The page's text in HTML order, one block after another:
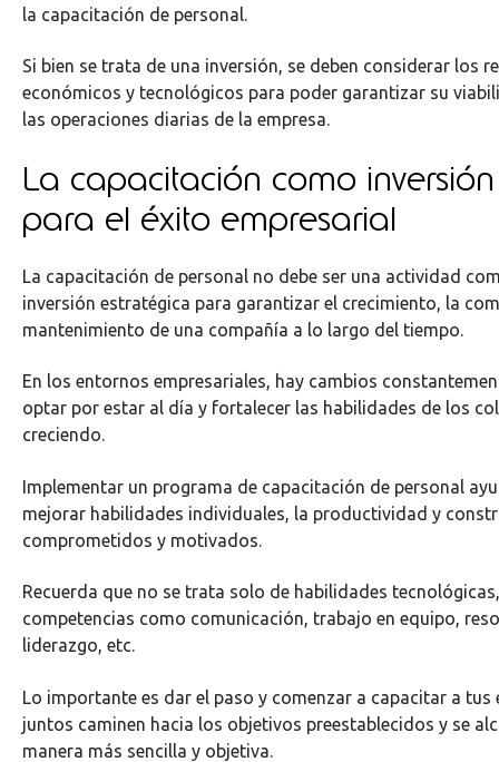
la capacitación de personal.
Si bien se trata de una inversión, se deben considerar los
económicos y tecnológicos para poder garantizar su
las operaciones diarias de la empresa.
La capacitación como
para el éxito empresarial
La capacitación de personal no debe ser una actividad
inversión estratégica para garantizar el crecimiento, la
mantenimiento de una compañía a lo largo del tiempo.
En los entornos empresariales, hay cambios
optar por estar al día y fortalecer las habilidades de los
creciendo.
Implementar un programa de capacitación de personal
mejorar habilidades individuales, la productividad y
comprometidos y motivados.
Recuerda que no se trata solo de habilidades
competencias como comunicación, trabajo en equipo,
liderazgo, etc.
Lo importante es dar el paso y comenzar a capacitar a tus
juntos caminen hacia los objetivos preestablecidos y se
manera más sencilla y objetiva.